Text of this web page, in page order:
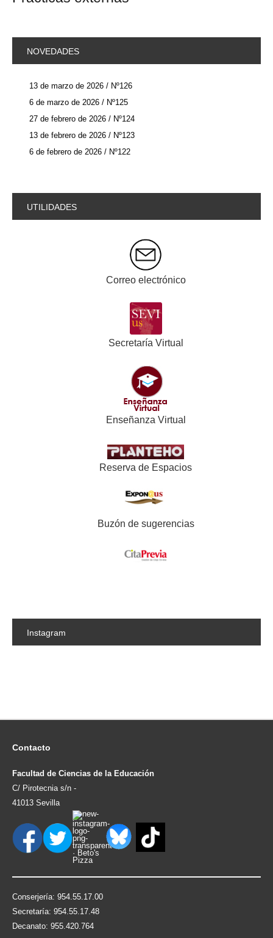
NOVEDADES
13 de marzo de 2026 / Nº126
6 de marzo de 2026 / Nº125
27 de febrero de 2026 / Nº124
13 de febrero de 2026 / Nº123
6 de febrero de 2026 / Nº122
UTILIDADES
Correo electrónico
Secretaría Virtual
Enseñanza Virtual
Reserva de Espacios
Buzón de sugerencias
Instagram
Contacto
Facultad de Ciencias de la Educación
C/ Pirotecnia s/n -
41013 Sevilla
Conserjería: 954.55.17.00
Secretaría: 954.55.17.48
Decanato: 955.420.764